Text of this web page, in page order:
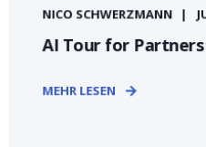
NICO SCHWERZMANN
AI Tour for Partners
MEHR LESEN